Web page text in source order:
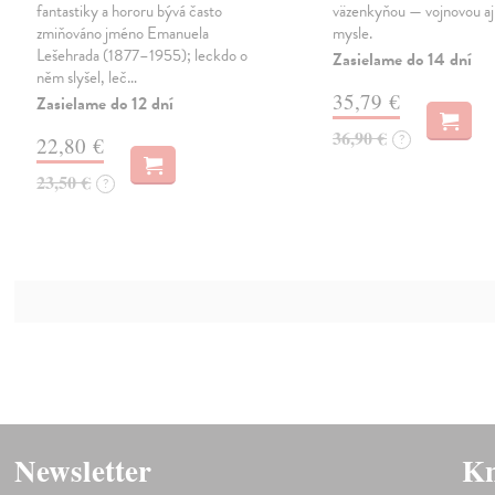
fantastiky a hororu bývá často
zmiňováno jméno Emanuela
Lešehrada (1877–1955); leckdo o
něm slyšel, leč…
Zasielame do 12 dní
22,80 €
23,50 € ?
väzenkyňou — vojnovou
mysle.
Zasielame do 14 dní
35,79 €
36,90 € ?
Newsletter